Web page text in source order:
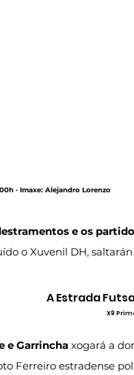
· Imaxe: Alejandro Lorenzo
e os
o Xuvenil DH,
A Estrada
X9
e Garrincha xogará a
Ferreiro estradense